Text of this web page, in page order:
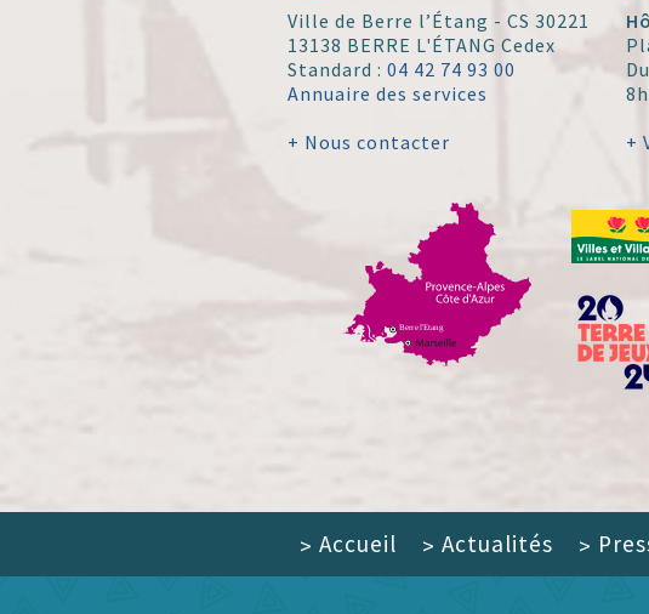
Ville de Berre l’Étang - CS 30221
13138 BERRE L'ÉTANG Cedex
Standard :04 42 74 93 00
Annuaire des services
+ Nous contacter
+
> Accueil > Actualités >